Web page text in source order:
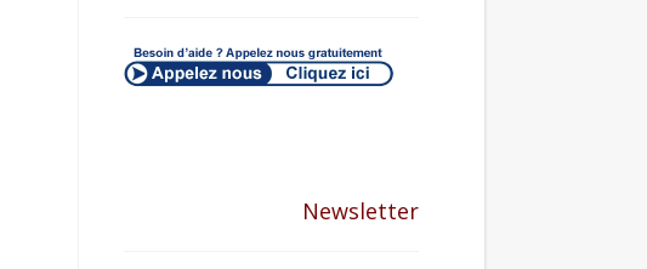
Newsletter